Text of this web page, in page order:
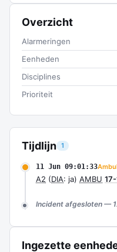
Tijdlijn 1
11 Jun 09:01:33
A2 (DIA: ja) AMBU 17-
Incident afgesloten —
Ingezette
Overzicht
Alarmeringen
Eenheden
Disciplines
Prioriteit